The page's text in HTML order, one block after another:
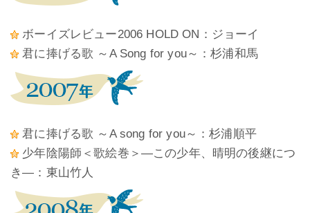
ボーイズレビュー2006 HOLD ON：ジョーイ
君に捧げる歌 ～A Song for you～：杉浦和馬
君に捧げる歌 ～A song for you～：杉浦順平
少年陰陽師＜歌絵巻＞―この少年、晴明の後継につ
き―：東山竹人